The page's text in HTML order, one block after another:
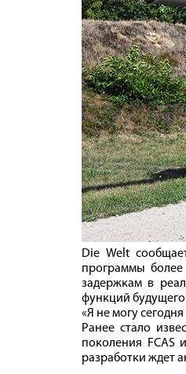
Die Welt
программы
задержкам в
функций будущего
«Я не могу
Ранее стало
поколения FCAS
разработки ждет